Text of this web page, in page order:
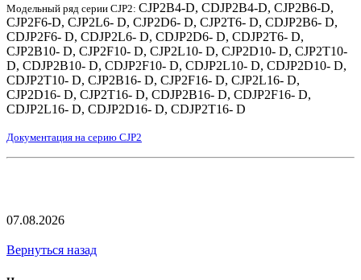
Модельный ряд серии CJP2: CJP2B4-D, CDJP2B4-D, CJP2B6-D,
CJP2F6-D, CJP2L6- D, CJP2D6- D, CJP2T6- D, CDJP2B6- D,
CDJP2F6- D, CDJP2L6- D, CDJP2D6- D, CDJP2T6- D,
CJP2B10- D, CJP2F10- D, CJP2L10- D, CJP2D10- D, CJP2T10-
D, CDJP2B10- D, CDJP2F10- D, CDJP2L10- D, CDJP2D10- D,
CDJP2T10- D, CJP2B16- D, CJP2F16- D, CJP2L16- D,
CJP2D16- D, CJP2T16- D, CDJP2B16- D, CDJP2F16- D,
CDJP2L16- D, CDJP2D16- D, CDJP2T16- D
Документация на серию CJP2
07.08.2026
Вернуться назад